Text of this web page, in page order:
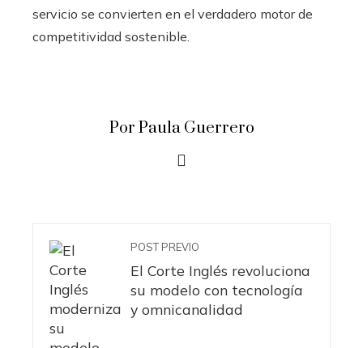
servicio se convierten en el verdadero motor de
competitividad sostenible.
Por Paula Guerrero
POST PREVIO
El Corte Inglés revoluciona
su modelo con tecnología
y omnicanalidad